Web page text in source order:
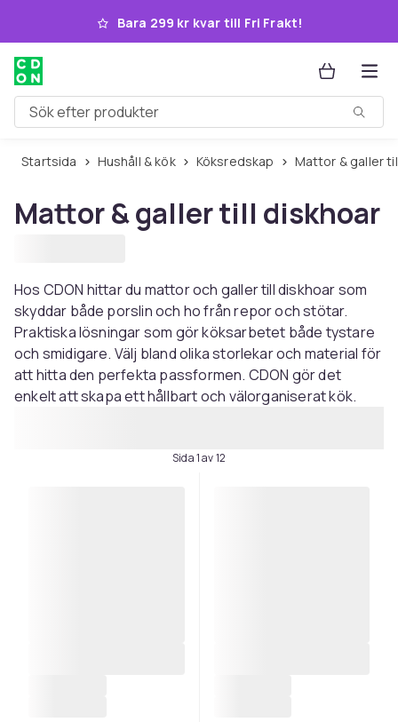
Hoppa till huvudinnehållet
Bara 299 kr kvar till Fri Frakt!
Sök efter produkter
Startsida Hushåll & kök Köksredskap Mattor & galler
Mattor & galler till diskhoar
Hos CDON hittar du mattor och galler till diskhoar som
skyddar både porslin och ho från repor och stötar.
Praktiska lösningar som gör köksarbetet både tystare
och smidigare. Välj bland olika storlekar och material för
att hitta den perfekta passformen. CDON gör det
enkelt att skapa ett hållbart och välorganiserat kök.
Sida 1 av 12